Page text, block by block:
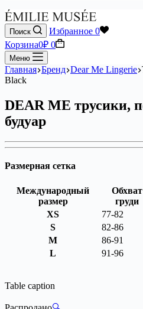
Поиск Избранное 0
Корзина0₽ 0
Меню
Главная Бренд Dear Me Lingerie
Black
DEAR ME трусики,
будуар
Размерная сетка
Международный
размер
Обхват
груди
XS
77-82
S
82-86
M
86-91
L
91-96
Table caption